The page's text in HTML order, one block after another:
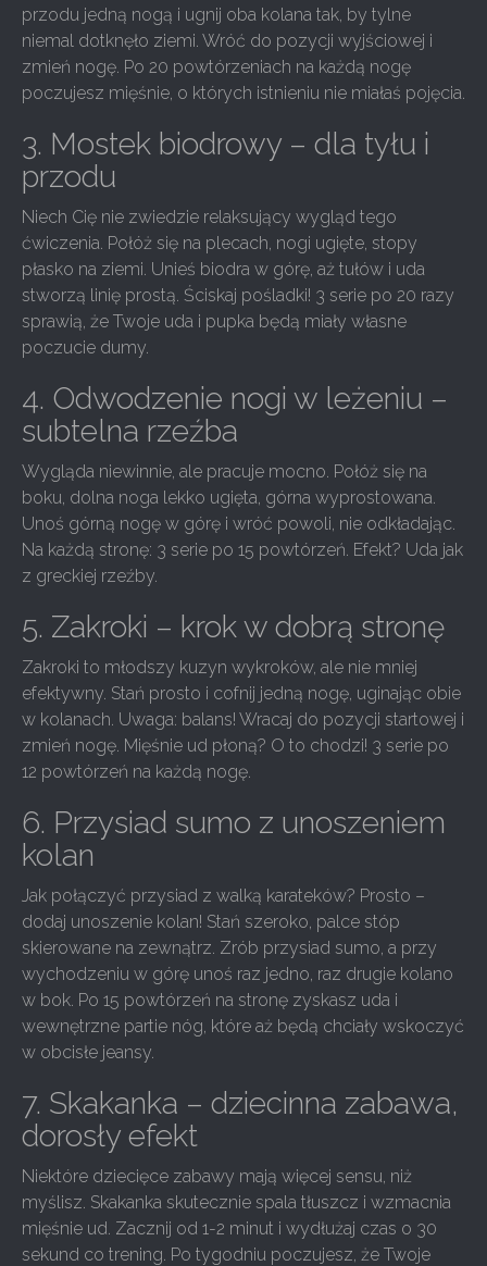
przodu jedną nogą i ugnij oba kolana tak, by tylne
niemal dotknęło ziemi. Wróć do pozycji wyjściowej i
zmień nogę. Po 20 powtórzeniach na każdą nogę
poczujesz mięśnie, o których istnieniu nie miałaś pojęcia.
3. Mostek biodrowy – dla tyłu i
przodu
Niech Cię nie zwiedzie relaksujący wygląd tego
ćwiczenia. Połóż się na plecach, nogi ugięte, stopy
płasko na ziemi. Unieś biodra w górę, aż tułów i uda
stworzą linię prostą. Ściskaj pośladki! 3 serie po 20 razy
sprawią, że Twoje uda i pupka będą miały własne
poczucie dumy.
4. Odwodzenie nogi w leżeniu –
subtelna rzeźba
Wygląda niewinnie, ale pracuje mocno. Połóż się na
boku, dolna noga lekko ugięta, górna wyprostowana.
Unoś górną nogę w górę i wróć powoli, nie odkładając.
Na każdą stronę: 3 serie po 15 powtórzeń. Efekt? Uda jak
z greckiej rzeźby.
5. Zakroki – krok w dobrą stronę
Zakroki to młodszy kuzyn wykroków, ale nie mniej
efektywny. Stań prosto i cofnij jedną nogę, uginając obie
w kolanach. Uwaga: balans! Wracaj do pozycji startowej i
zmień nogę. Mięśnie ud płoną? O to chodzi! 3 serie po
12 powtórzeń na każdą nogę.
6. Przysiad sumo z unoszeniem
kolan
Jak połączyć przysiad z walką karateków? Prosto –
dodaj unoszenie kolan! Stań szeroko, palce stóp
skierowane na zewnątrz. Zrób przysiad sumo, a przy
wychodzeniu w górę unoś raz jedno, raz drugie kolano
w bok. Po 15 powtórzeń na stronę zyskasz uda i
wewnętrzne partie nóg, które aż będą chciały wskoczyć
w obcisłe jeansy.
7. Skakanka – dziecinna zabawa,
dorosły efekt
Niektóre dziecięce zabawy mają więcej sensu, niż
myślisz. Skakanka skutecznie spala tłuszcz i wzmacnia
mięśnie ud. Zacznij od 1-2 minut i wydłużaj czas o 30
sekund co trening. Po tygodniu poczujesz, że Twoje